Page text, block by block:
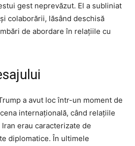
gest neprevăzut. El a subliniat
colaborării, lăsând deschisă
de abordare în relațiile cu
a avut loc într-un moment de
internațională, când relațiile
erau caracterizate de
diplomatice. În ultimele